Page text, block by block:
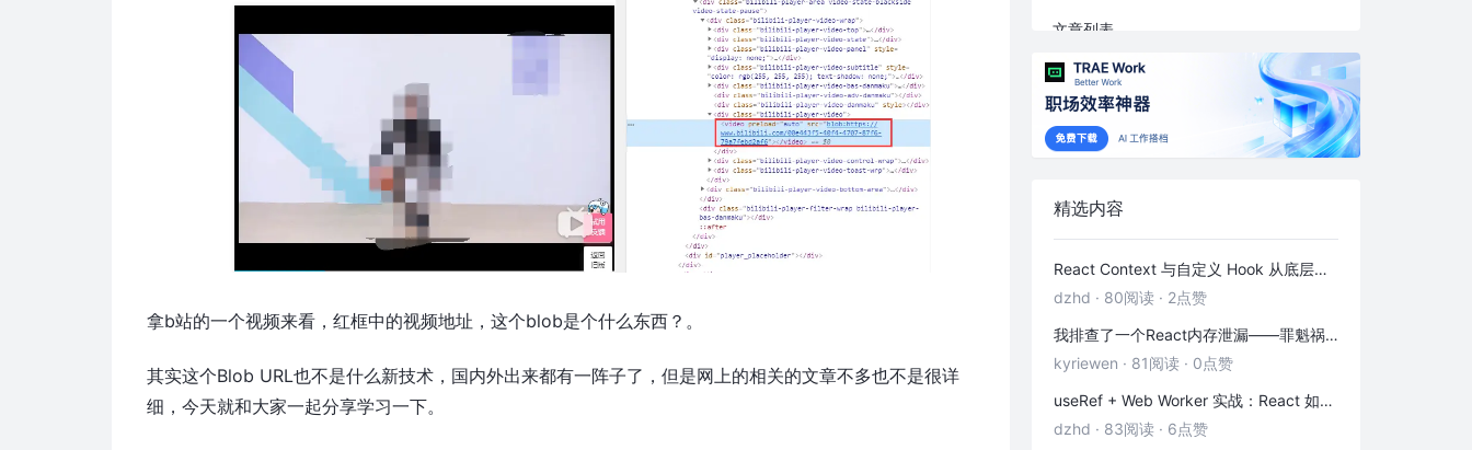
拿b站的一个视频来看，红框中的视频地址，这个blob是个什么东西？。
其实这个Blob URL也不是什么新技术，国内外出来都有一阵子了，但是网上的相关的文章不多也不是很详
细，今天就和大家一起分享学习一下。
文章列表
精选内容
React Context 与自定义 Hook 从底层到实践：「跨层级通信 + 副作用封装」全解析
dzhd · 80阅读 · 2点赞
我排查了一个React内存泄漏——罪魁祸首是这3个被忽略的清理函数
kyriewen · 81阅读 · 0点赞
useRef + Web Worker 实战：React 如何优雅地拥抱多线程
dzhd · 83阅读 · 6点赞